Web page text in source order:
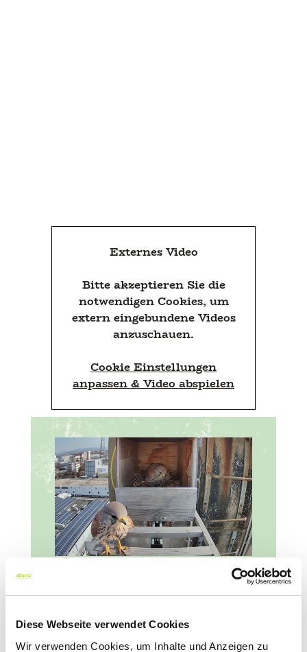
Diese Webseite verwendet Cookies
Wir verwenden Cookies, um Inhalte und Anzeigen zu
Externes Video
Bitte akzeptieren Sie die
notwendigen Cookies, um
extern eingebundene Videos
anzuschauen.
Cookie Einstellungen
anpassen & Video abspielen
Biodiversität
am Standort
Das Freiburger Werksgelände
selbst ist mit vielen Grünflächen,